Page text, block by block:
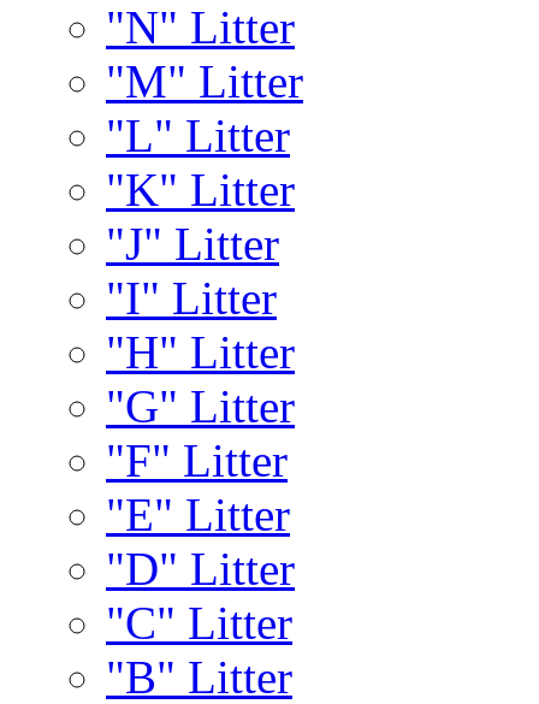
"N" Litter
"M" Litter
"L" Litter
"K" Litter
"J" Litter
"I" Litter
"H" Litter
"G" Litter
"F" Litter
"E" Litter
"D" Litter
"C" Litter
"B" Litter